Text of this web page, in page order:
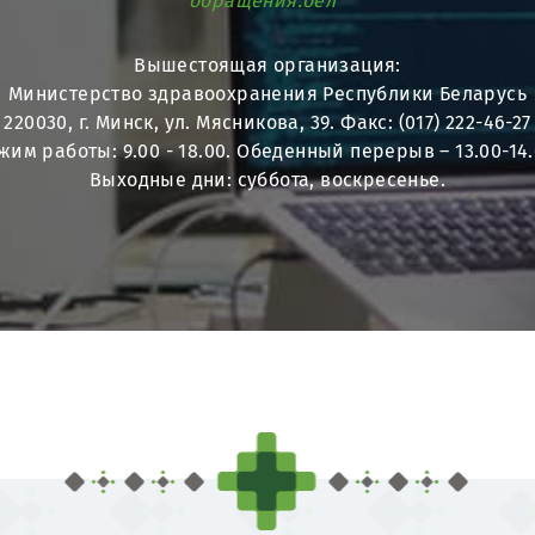
Вышестоящая организация:
Министерство здравоохранения Республики Беларусь
220030, г. Минск, ул. Мясникова, 39. Факс: (017) 222-46-27
работы: 9.00 - 18.00. Обеденный перерыв – 13.00-
Выходные дни: суббота, воскресенье.